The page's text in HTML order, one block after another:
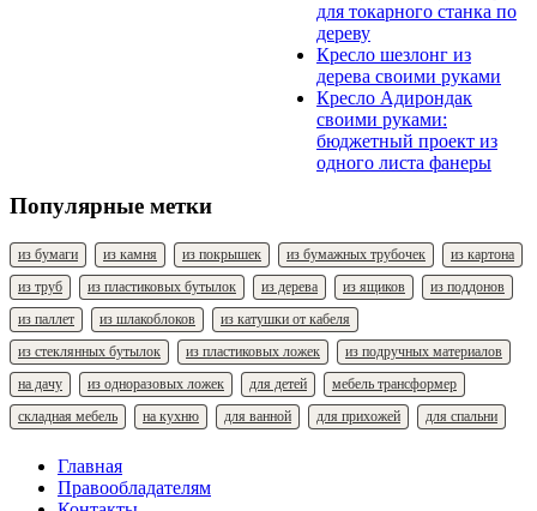
для токарного станка по
дереву
Кресло шезлонг из
дерева своими руками
Кресло Адирондак
своими руками:
бюджетный проект из
одного листа фанеры
Популярные метки
из бумаги из камня из покрышек из бумажных трубочек
из картона
из труб
из пластиковых бутылок из дерева из ящиков
из поддонов
из паллет
из шлакоблоков
из катушки от кабеля
из стеклянных бутылок
из пластиковых ложек
из подручных материалов
на дачу
из одноразовых ложек для детей
мебель трансформер
складная мебель
на кухню для ванной для прихожей для спальни
Главная
Правообладателям